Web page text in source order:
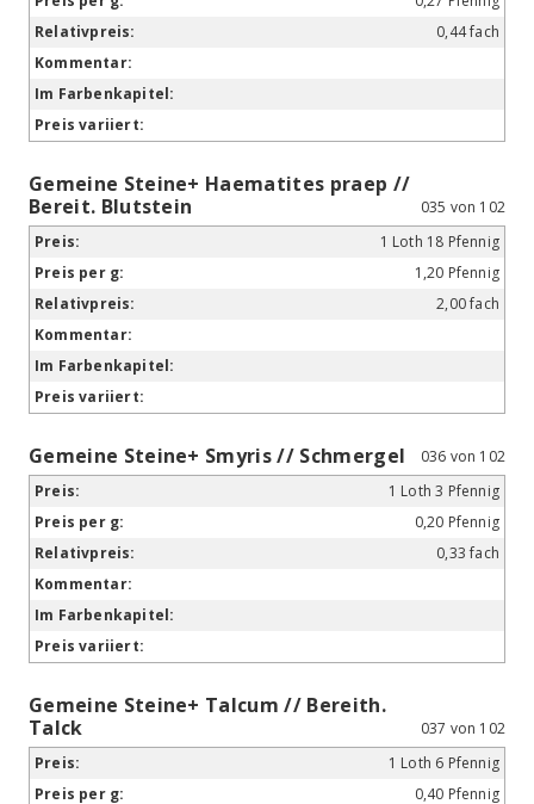
0,44 fach
Gemeine Steine+ Haematites praep //
Bereit. Blutstein
035 von 102
1 Loth 18 Pfennig
1,20 Pfennig
2,00 fach
Gemeine Steine+ Smyris // Schmergel
036 von 102
1 Loth 3 Pfennig
0,20 Pfennig
0,33 fach
Gemeine Steine+ Talcum // Bereith.
Talck
037 von 102
1 Loth 6 Pfennig
0,40 Pfennig